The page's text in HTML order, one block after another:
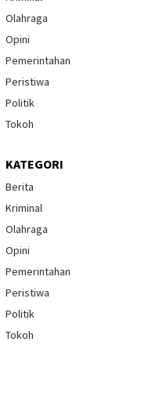
Olahraga
Opini
Pemerintahan
Peristiwa
Politik
Tokoh
KATEGORI
Berita
Kriminal
Olahraga
Opini
Pemerintahan
Peristiwa
Politik
Tokoh